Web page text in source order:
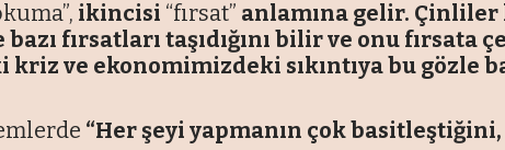
ikincisi “fırsat” anlamına gelir.
fırsatları taşıdığını bilir ve onu fırsata
kriz ve ekonomimizdeki sıkıntıya bu gözle
“Her şeyi yapmanın çok